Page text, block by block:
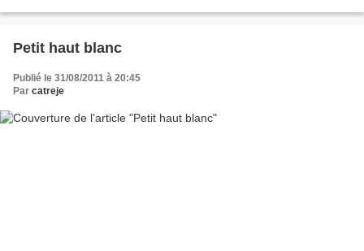
Petit haut blanc
Publié le 31/08/2011 à 20:45
Par catreje